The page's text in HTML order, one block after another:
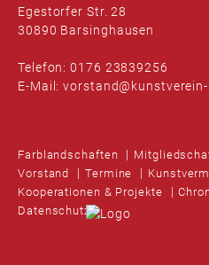
Egestorfer Str. 28
30890 Barsinghausen
Telefon: 0176 23839256
E-Mail:
Farblandschaften
Vorstand
Termine
Kooperationen & Projekte
Datenschutz